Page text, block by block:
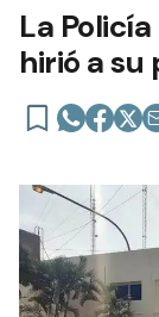
La
hirió a su